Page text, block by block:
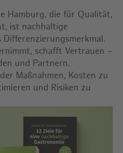
Hamburg, die für Qualität,
ist nachhaltige
schafft Vertrauen –
und Partnern.
Maßnahmen, Kosten zu
und Risiken zu